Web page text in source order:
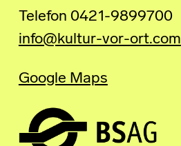
Telefon 0421-9899700
info@kultur-vor-ort.com
Google Maps